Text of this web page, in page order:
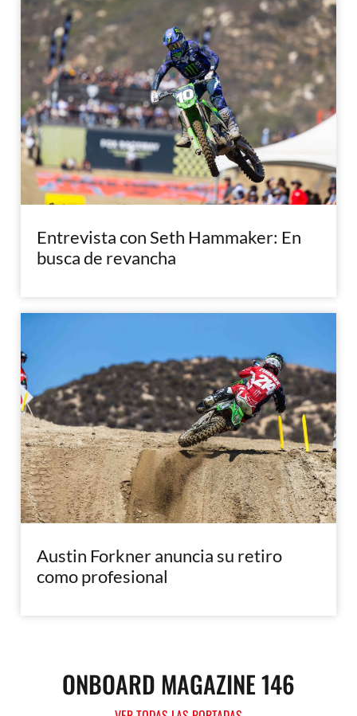
Entrevista con Seth Hammaker: En
busca de revancha
Austin Forkner anuncia su retiro
como profesional
ONBOARD MAGAZINE 146